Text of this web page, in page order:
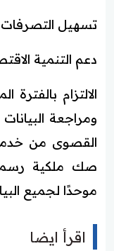
تسهيل التصرفات
دعم التنمية
الالتزام
ومراجعة
القصوى من
صك ملكية
موحدًا لجميع
اقرأ ايضا